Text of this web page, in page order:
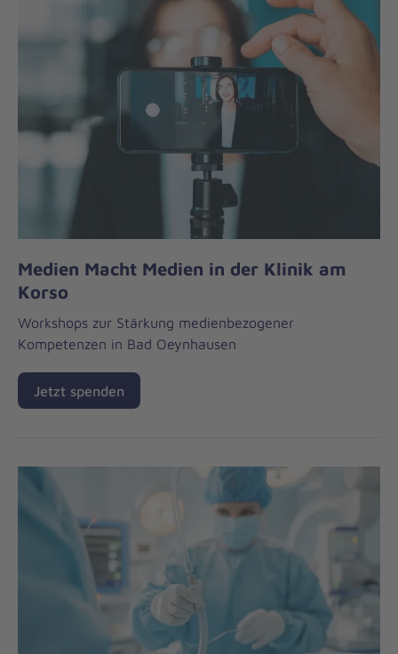
Medien Macht Medien in der Klinik am
Korso
Workshops zur Stärkung medienbezogener
Kompetenzen in Bad Oeynhausen
Jetzt spenden